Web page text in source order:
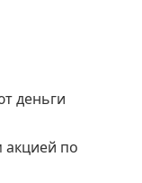
деньги
акцией по